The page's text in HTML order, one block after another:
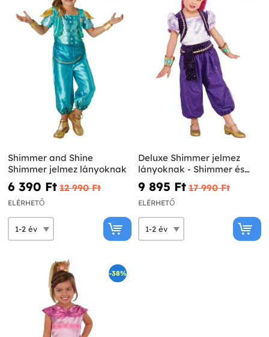
Shimmer and Shine
Shimmer jelmez lányoknak
6 390 Ft‎ 12 990 Ft‎
ELÉRHETŐ
Deluxe Shimmer jelmez
lányoknak - Shimmer és
Shine
9 895 Ft‎ 17 990 Ft‎
ELÉRHETŐ
-38%